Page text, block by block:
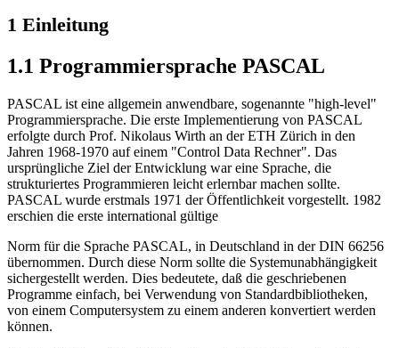
1 Einleitung
1.1 Programmiersprache PASCAL
PASCAL ist eine allgemein anwendbare, sogenannte "high-level"
Programmiersprache. Die erste Implementierung von PASCAL
erfolgte durch Prof. Nikolaus Wirth an der ETH Zürich in den
Jahren 1968-1970 auf einem "Control Data Rechner". Das
ursprüngliche Ziel der Entwicklung war eine Sprache, die
strukturiertes Programmieren leicht erlernbar machen sollte.
PASCAL wurde erstmals 1971 der Öffentlichkeit vorgestellt. 1982
erschien die erste international gültige
Norm für die Sprache PASCAL, in Deutschland in der DIN 66256
übernommen. Durch diese Norm sollte die Systemunabhängigkeit
sichergestellt werden. Dies bedeutete, daß die geschriebenen
Programme einfach, bei Verwendung von Standardbibliotheken,
von einem Computersystem zu einem anderen konvertiert werden
können.